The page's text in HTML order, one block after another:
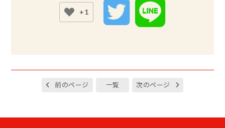
+1
前のページ 一覧 次のページ